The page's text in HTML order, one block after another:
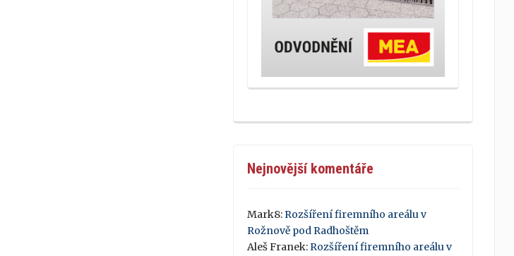
Nejnovější komentáře
Mark8:Rozšíření firemního areálu v
Rožnově pod Radhoštěm
Aleš Franek:Rozšíření firemního areálu v